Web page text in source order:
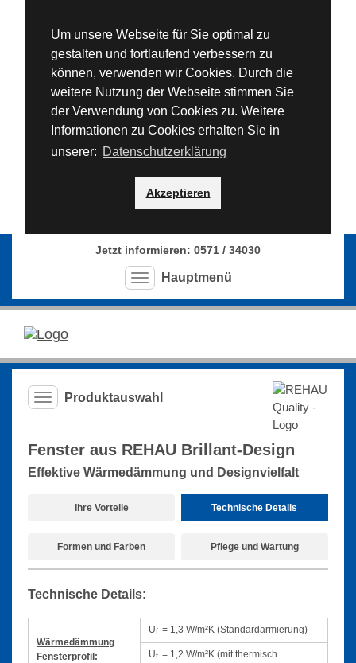
Um unsere Webseite für Sie optimal zu
gestalten und fortlaufend verbessern zu
können, verwenden wir Cookies. Durch die
weitere Nutzung der Webseite stimmen Sie
der Verwendung von Cookies zu. Weitere
Informationen zu Cookies erhalten Sie in
unserer: Datenschutzerklärung
Akzeptieren
Jetzt informieren: 0571 / 34030
Hauptmenü
ausklappen
Hauptmenü
Produktauswahl-
Produktauswahl
Fenster aus REHAU Brillant-Design
Effektive Wärmedämmung und Designvielfalt
Ihre Vorteile Technische Details
Formen und Farben Pflege und Wartung
Technische Details:
Wärmedämmung
Fensterprofil:
Uf = 1,3 W/m²K (Standardarmierung)
Uf = 1,2 W/m²K (mit thermisch